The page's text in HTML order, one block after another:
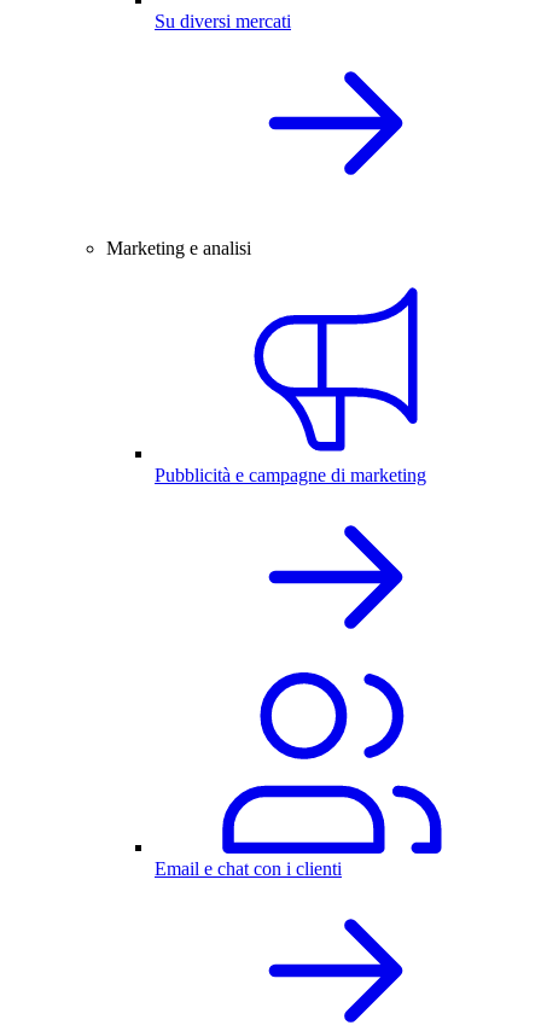
Su diversi mercati
Marketing e analisi
Pubblicità e campagne di marketing
Email e chat con i clienti